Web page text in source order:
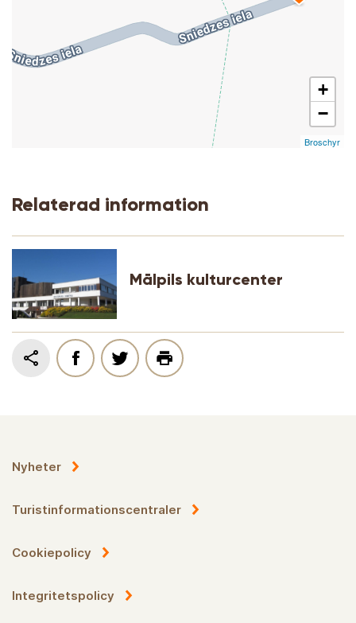
+
−
Broschyr
Relaterad information
Mālpils kulturcenter
Nyheter
Turistinformationscentraler
Cookiepolicy
Integritetspolicy